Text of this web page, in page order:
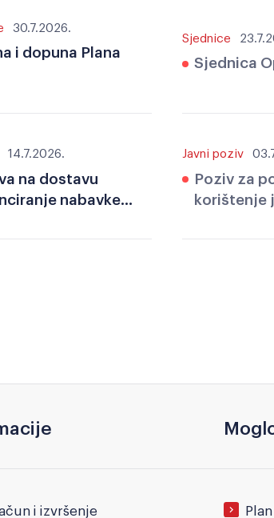
30.7.2026.
i dopuna Plana
Sjednice
Sjednica
14.7.2026.
na dostavu
nabavke
Javni poziv
Poziv za
korištenje
i izvršenje